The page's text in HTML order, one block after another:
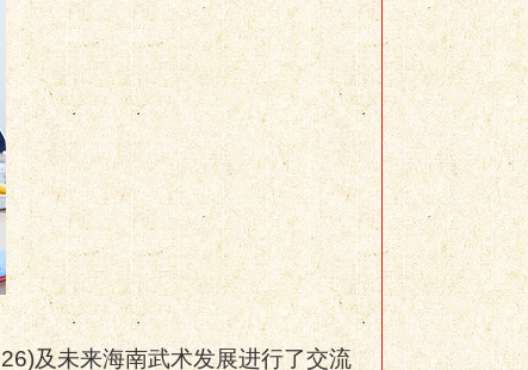
及未来海南武术发展进行了交流